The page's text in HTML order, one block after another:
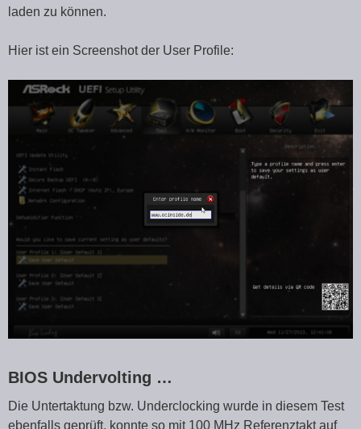
laden zu können.
Hier ist ein Screenshot der User Profile:
BIOS Undervolting …
Die Untertaktung bzw. Underclocking wurde in diesem Test
ebenfalls geprüft. konnte so mit 100 MHz Referenztakt auf